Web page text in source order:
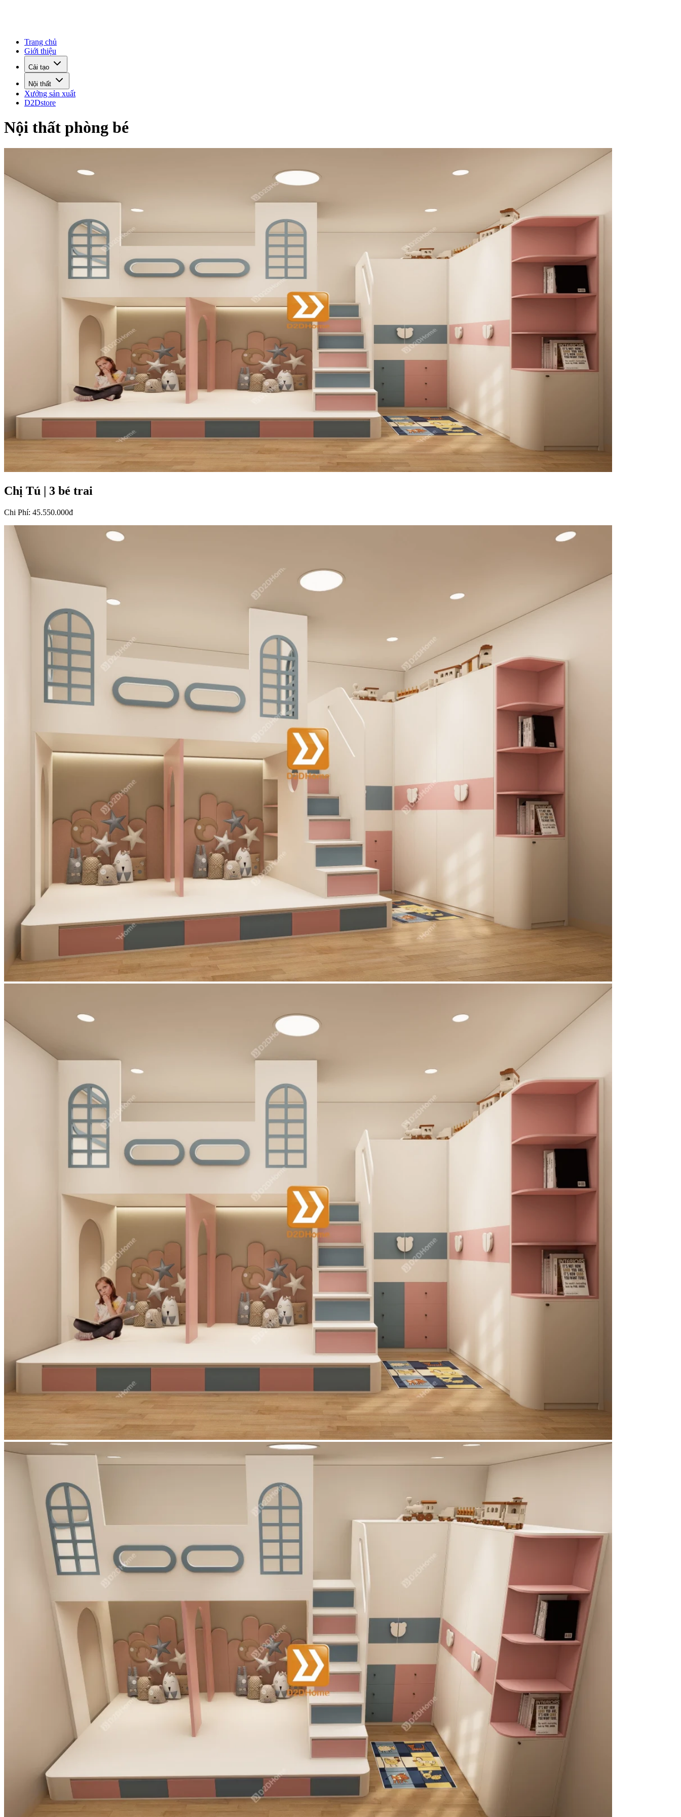
Trang chủ
Giới thiệu
Cải tạo
Nội thất
Xưởng sản xuất
D2Dstore
Nội thất phòng bé
Chị Tú | 3 bé trai
Chi Phí: 45.550.000đ